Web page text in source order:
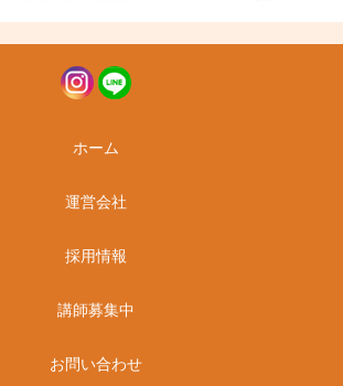
ホーム
運営会社
採用情報
講師募集中
お問い合わせ